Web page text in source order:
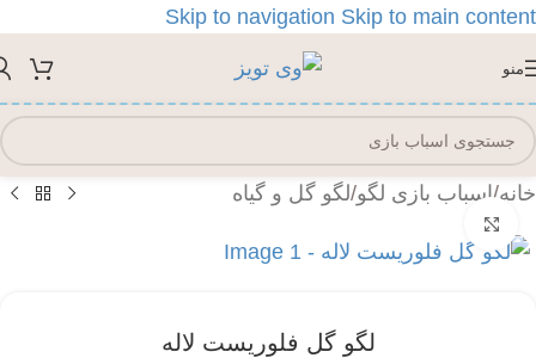
Skip to navigation Skip to main content
منو
خانه/اسباب بازی لگو/لگو گل و گیاه
لگو گل فلوریست لاله